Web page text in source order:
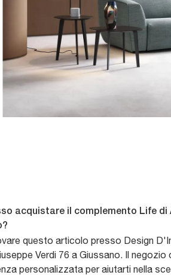
acquistare il complemento Life di
questo articolo presso Design
Verdi 76 a Giussano. Il negozio
personalizzata per aiutarti nella